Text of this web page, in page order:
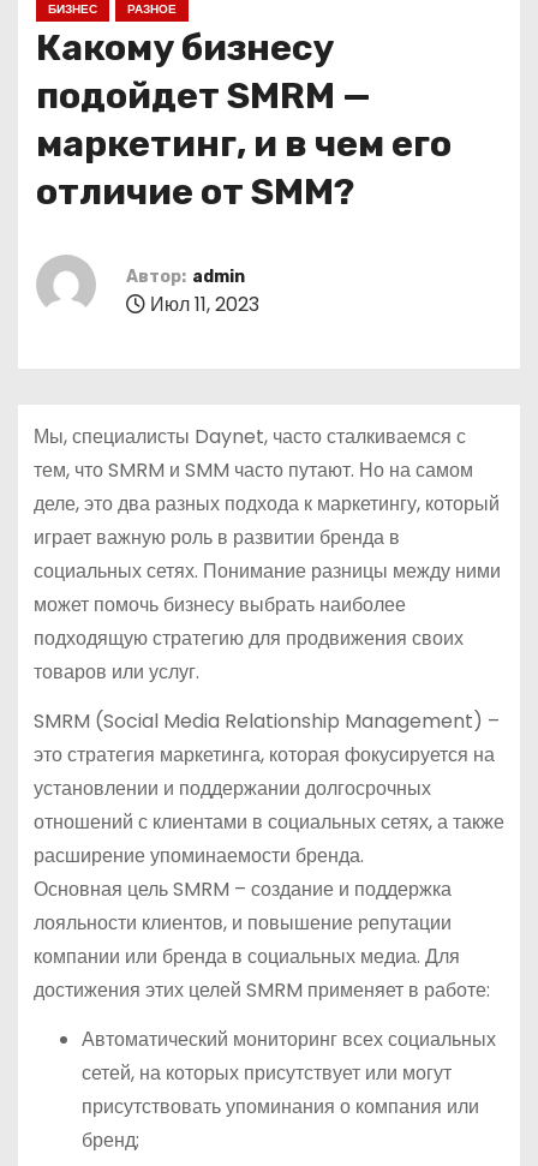
БИЗНЕС РАЗНОЕ
Какому бизнесу
подойдет SMRM —
маркетинг, и в чем его
отличие от SMM?
Автор: admin
Июл 11, 2023
Мы, специалисты Daynet, часто сталкиваемся с
тем, что SMRM и SMM часто путают. Но на самом
деле, это два разных подхода к маркетингу, который
играет важную роль в развитии бренда в
социальных сетях. Понимание разницы между ними
может помочь бизнесу выбрать наиболее
подходящую стратегию для продвижения своих
товаров или услуг.
SMRM (Social Media Relationship Management) –
это стратегия маркетинга, которая фокусируется на
установлении и поддержании долгосрочных
отношений с клиентами в социальных сетях, а также
расширение упоминаемости бренда.
Основная цель SMRM – создание и поддержка
лояльности клиентов, и повышение репутации
компании или бренда в социальных медиа. Для
достижения этих целей SMRM применяет в работе:
Автоматический мониторинг всех социальных
сетей, на которых присутствует или могут
присутствовать упоминания о компания или
бренд;